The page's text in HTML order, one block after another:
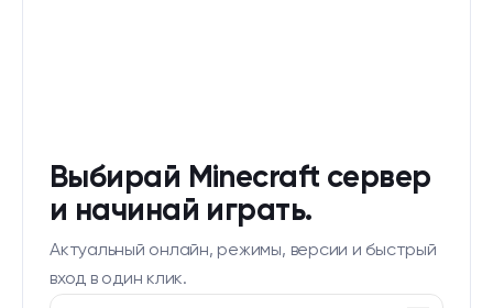
Выбирай Minecraft сервер
и начинай играть.
Актуальный онлайн, режимы, версии и быстрый
вход в один клик.